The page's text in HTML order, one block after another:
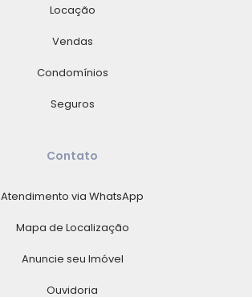
Locação
Vendas
Condomínios
Seguros
Contato
Atendimento via WhatsApp
Mapa de Localização
Anuncie seu Imóvel
Ouvidoria